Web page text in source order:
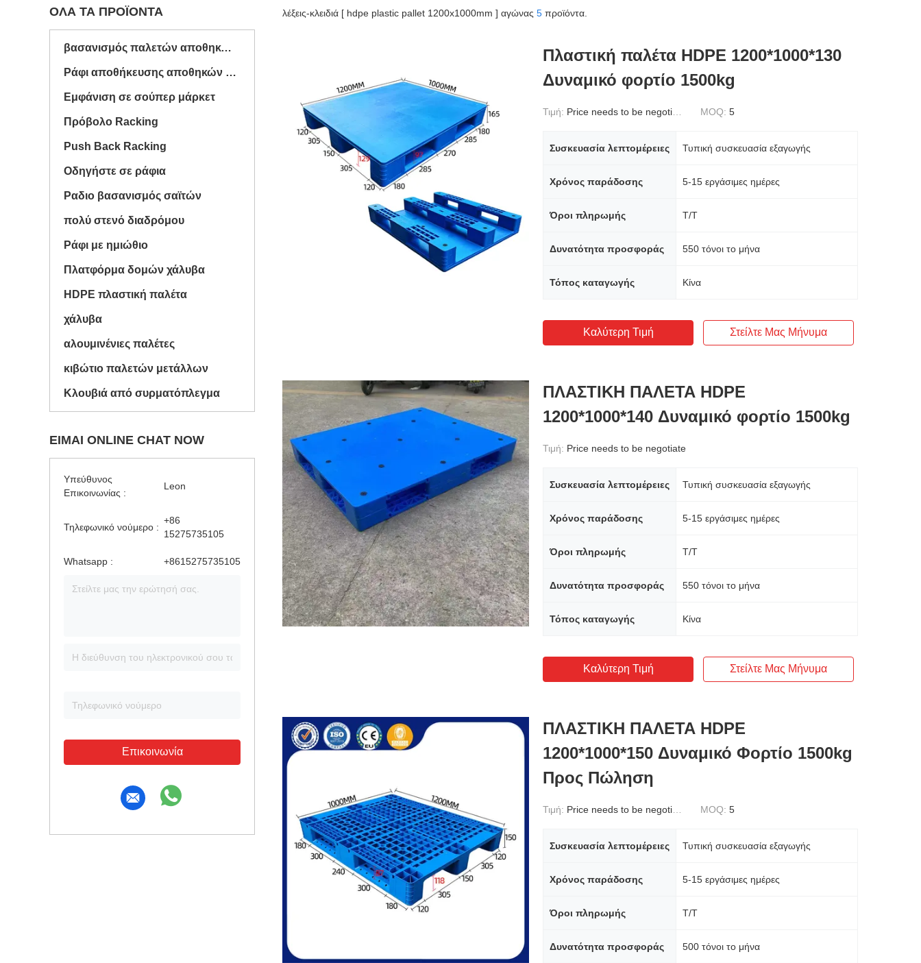
ΌΛΑ ΤΑ ΠΡΟΪΌΝΤΑ
βασανισμός παλετών αποθηκών εμπορευμάτων
Ράφι αποθήκευσης αποθηκών εμπορευμάτων
Εμφάνιση σε σούπερ μάρκετ
Πρόβολο Racking
Push Back Racking
Οδηγήστε σε ράφια
Ραδιο βασανισμός σαϊτών
πολύ στενό διαδρόμου
Ράφι με ημιώθιο
Πλατφόρμα δομών χάλυβα
HDPE πλαστική παλέτα
χάλυβα
αλουμινένιες παλέτες
κιβώτιο παλετών μετάλλων
Κλουβιά από συρματόπλεγμα
ΕΊΜΑΙ ONLINE CHAT NOW
Υπεύθυνος
Επικοινωνίας :
Leon
Τηλεφωνικό νούμερο :
+86
15275735105
Whatsapp : +8615275735105
Επικοινωνία
λέξεις-κλειδιά [ hdpe plastic pallet 1200x1000mm ] αγώνας 5 προϊόντα.
Πλαστική παλέτα HDPE 1200*1000*130
Δυναμικό φορτίο 1500kg
Τιμή: Price needs to be negotiated MOQ: 5
Συσκευασία λεπτομέρειες Τυπική συσκευασία εξαγωγής
Χρόνος παράδοσης 5-15 εργάσιμες ημέρες
Όροι πληρωμής T/T
Δυνατότητα προσφοράς 550 τόνοι το μήνα
Τόπος καταγωγής Κίνα
Καλύτερη Τιμή Στείλτε Μας Μήνυμα
ΠΛΑΣΤΙΚΗ ΠΑΛΕΤΑ HDPE
1200*1000*140 Δυναμικό φορτίο 1500kg
Τιμή: Price needs to be negotiate
Συσκευασία λεπτομέρειες Τυπική συσκευασία εξαγωγής
Χρόνος παράδοσης 5-15 εργάσιμες ημέρες
Όροι πληρωμής T/T
Δυνατότητα προσφοράς 550 τόνοι το μήνα
Τόπος καταγωγής Κίνα
Καλύτερη Τιμή Στείλτε Μας Μήνυμα
ΠΛΑΣΤΙΚΗ ΠΑΛΕΤΑ HDPE
1200*1000*150 Δυναμικό Φορτίο 1500kg
Προς Πώληση
Τιμή: Price needs to be negotiated MOQ: 5
Συσκευασία λεπτομέρειες Τυπική συσκευασία εξαγωγής
Χρόνος παράδοσης 5-15 εργάσιμες ημέρες
Όροι πληρωμής T/T
Δυνατότητα προσφοράς 500 τόνοι το μήνα